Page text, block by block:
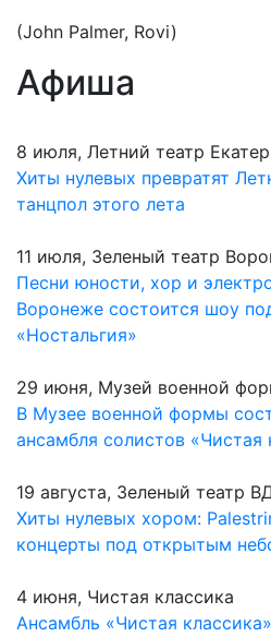
(John Palmer, Rovi)
Афиша
8 июля, Летний театр
Хиты нулевых превратят
танцпол этого лета
11 июля, Зеленый театр
Песни юности, хор и
Воронеже состоится шоу
«Ностальгия»
29 июня, Музей военной
В Музее военной формы
ансамбля солистов «Чистая
19 августа, Зеленый театр
Хиты нулевых хором:
концерты под открытым
4 июня, Чистая классика
Ансамбль «Чистая